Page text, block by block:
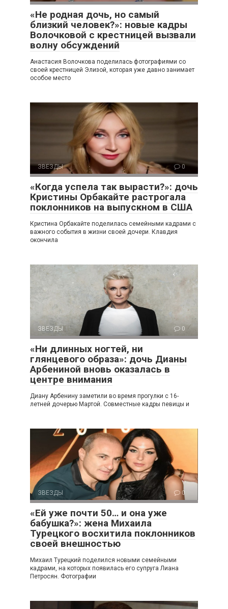
«Не родная дочь, но самый
близкий человек?»: новые кадры
Волочковой с крестницей вызвали
волну обсуждений
Анастасия Волочкова поделилась фотографиями со
своей крестницей Элизой, которая уже давно занимает
особое место
ЗВЕЗДЫ 0
«Когда успела так вырасти?»: дочь
Кристины Орбакайте растрогала
поклонников на выпускном в США
Кристина Орбакайте поделилась семейными кадрами с
важного события в жизни своей дочери. Клавдия
окончила
ЗВЕЗДЫ 0
«Ни длинных ногтей, ни
глянцевого образа»: дочь Дианы
Арбениной вновь оказалась в
центре внимания
Диану Арбенину заметили во время прогулки с 16-
летней дочерью Мартой. Совместные кадры певицы и
ЗВЕЗДЫ 0
«Ей уже почти 50… и она уже
бабушка?»: жена Михаила
Турецкого восхитила поклонников
своей внешностью
Михаил Турецкий поделился новыми семейными
кадрами, на которых появилась его супруга Лиана
Петросян. Фотографии